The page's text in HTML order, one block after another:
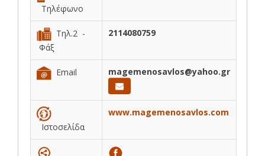
Τηλέφωνο
Τηλ.2 -
Φάξ
2114080759
Email magemenosavlos@yahoo.gr
Ιστοσελίδα
www.magemenosavlos.com